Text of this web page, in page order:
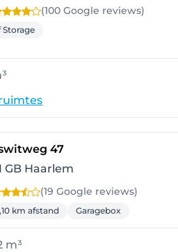
(100 Google reviews)
Storage
47- Haarlem
GB Haarlem
(19 Google reviews)
km afstand Garagebox
m³